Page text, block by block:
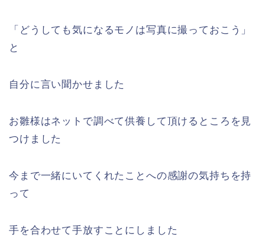
「どうしても気になるモノは写真に撮っておこう」
と
自分に言い聞かせました
お雛様はネットで調べて供養して頂けるところを見
つけました
今まで一緒にいてくれたことへの感謝の気持ちを持
って
手を合わせて手放すことにしました